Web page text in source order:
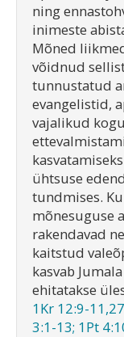
ning
inimeste
Mõned
võidnud
tunnustatud
evangelistid,
vajalikud
ühtsuse
tundmises.
mõnesuguse
rakendavad
kaitstud
kasvab
ehitatakse
1Kr 12:9-
3:1-13; 1Pt